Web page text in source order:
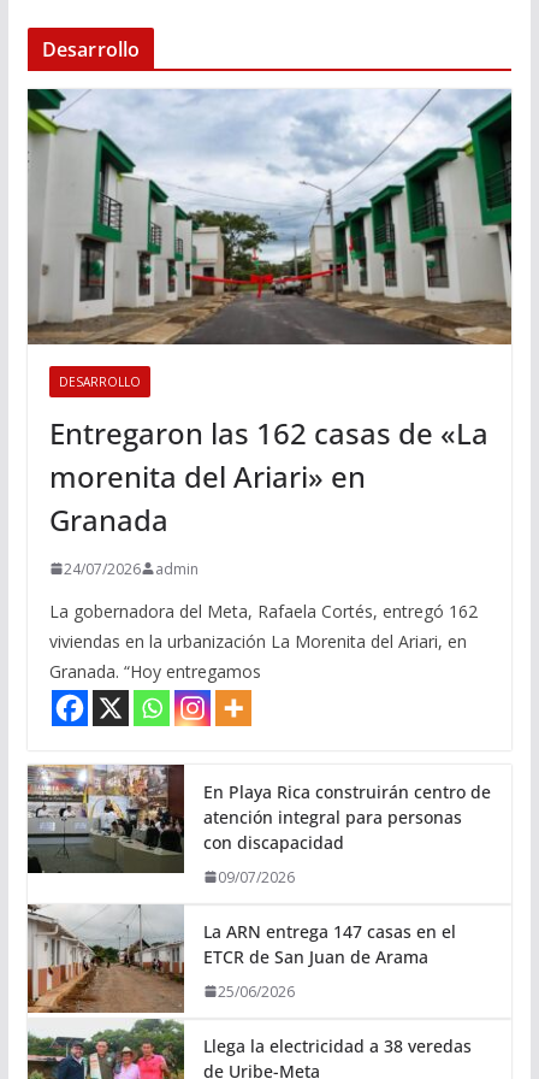
Desarrollo
DESARROLLO
Entregaron las 162 casas de «La
morenita del Ariari» en
Granada
24/07/2026 admin
La gobernadora del Meta, Rafaela Cortés, entregó 162
viviendas en la urbanización La Morenita del Ariari, en
Granada. “Hoy entregamos
En Playa Rica construirán centro de
atención integral para personas
con discapacidad
09/07/2026
La ARN entrega 147 casas en el
ETCR de San Juan de Arama
25/06/2026
Llega la electricidad a 38 veredas
de Uribe-Meta